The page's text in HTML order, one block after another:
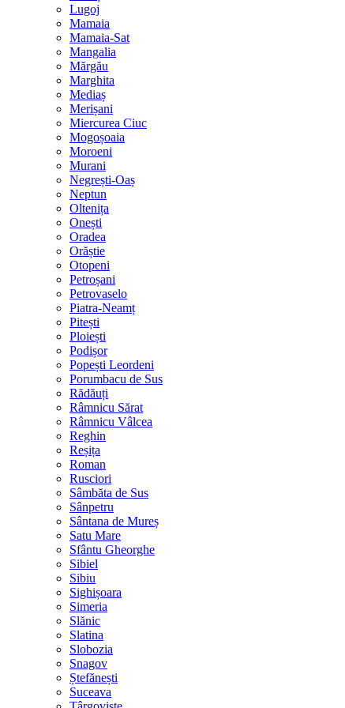
Lugoj
Mamaia
Mamaia-Sat
Mangalia
Mărgău
Marghita
Mediaș
Merișani
Miercurea Ciuc
Mogoșoaia
Moroeni
Murani
Negrești-Oaș
Neptun
Oltenița
Onești
Oradea
Orăștie
Otopeni
Petroșani
Petrovaselo
Piatra-Neamț
Pitești
Ploiești
Podișor
Popești Leordeni
Porumbacu de Sus
Rădăuți
Râmnicu Sărat
Râmnicu Vâlcea
Reghin
Reșița
Roman
Rusciori
Sâmbăta de Sus
Sânpetru
Sântana de Mureș
Satu Mare
Sfântu Gheorghe
Sibiel
Sibiu
Sighișoara
Simeria
Slănic
Slatina
Slobozia
Snagov
Ștefănești
Suceava